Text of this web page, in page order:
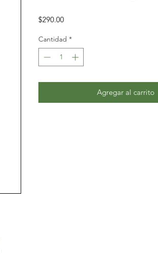
$290.00Precio
Cantidad *
Agregar al carrito